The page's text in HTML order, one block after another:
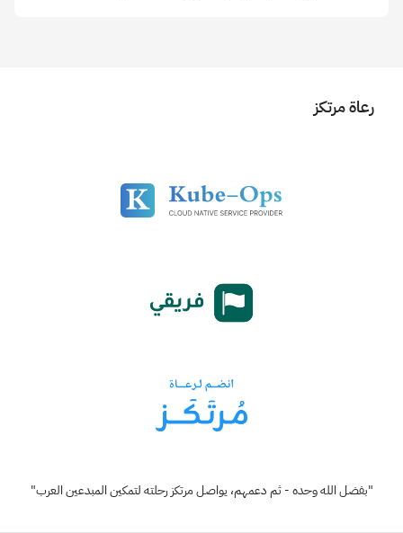
رعاة مرتكز
"بفضل الله وحده - ثم دعمهم، يواصل مرتكز رحلته لتمكين المبدعين العرب"